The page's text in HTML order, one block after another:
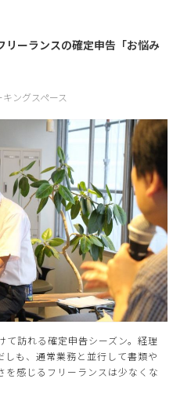
ーランスの確定申告「お悩み
キングスペース
て訪れる確定申告シーズン。経理
しも、通常業務と並行して書類や
を感じるフリーランスは少なくな